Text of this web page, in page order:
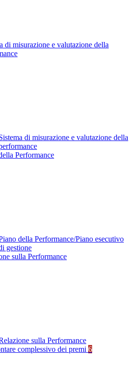
di misurazione e valutazione della
di misurazione e valutazione della
Performance
della Performance/Piano esecutivo
gestione
sulla Performance
sulla Performance
complessivo dei premi 6